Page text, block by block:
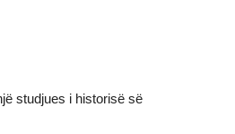
studjues i historisë së